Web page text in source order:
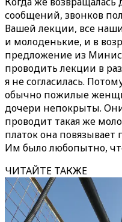
сообщений, звонков
Вашей лекции, все
и молоденькие, и в
предложение из
проводить лекции в
я не согласилась.
обычно пожилые
дочери непокрыты.
проводит такая же
платок она повязывает
Им было любопытно,
ЧИТАЙТЕ ТАКЖЕ